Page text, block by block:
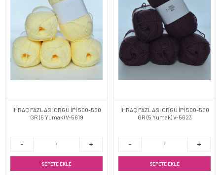
İHRAÇ FAZLASI ÖRGÜ İPİ 500-550
GR (5 Yumak) V-5619
SEPETE EKLE
İHRAÇ FAZLASI ÖRGÜ İPİ 500-550
GR (5 Yumak) V-5623
SEPETE EKLE